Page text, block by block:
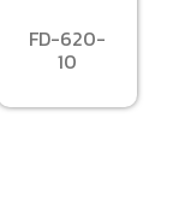
FD-620-
10